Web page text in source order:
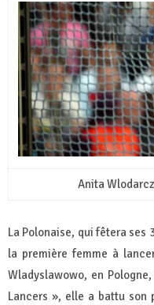
Anita
La Polonaise, qui fêtera ses
la première femme à
Wladyslawowo, en
Lancers », elle a battu son